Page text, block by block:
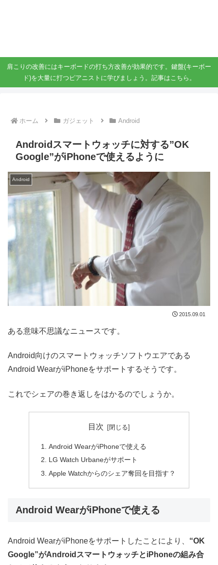
肩こりの改善にはキーボードの打ち方改善が効果的です。鍵盤(キーボー
ド)を大量に打つピアニストに学びましょう。記事はこちら。
ホーム ガジェット Android
Androidスマートウォッチに対する”OK
Google”がiPhoneで使えるように
Android
2015.09.01
ある意味不思議なニュースです。
Android向けのスマートウォッチソフトウエアである
Android WearがiPhoneをサポートするそうです。
これでシェアの巻き返しをはかるのでしょうか。
目次
Android WearがiPhoneで使える
LG Watch Urbaneがサポート
Apple Watchからのシェア奪回を目指す？
Android WearがiPhoneで使える
Android WearがiPhoneをサポートしたことにより、 “OK
Google”がAndroidスマートウォッチとiPhoneの組み合